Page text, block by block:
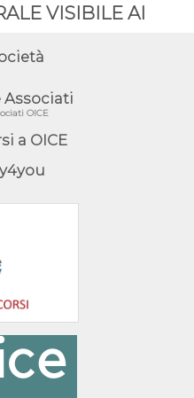
VISIBILE AI
Associati
OICE
a OICE